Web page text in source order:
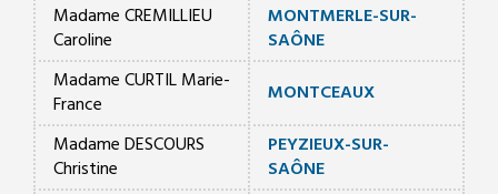
Madame CREMILLIEU
Caroline
MONTMERLE-SUR-
SAÔNE
Madame CURTIL Marie-
France
MONTCEAUX
Madame DESCOURS
Christine
PEYZIEUX-SUR-
SAÔNE